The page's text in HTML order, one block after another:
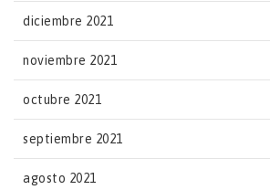
diciembre 2021
noviembre 2021
octubre 2021
septiembre 2021
agosto 2021